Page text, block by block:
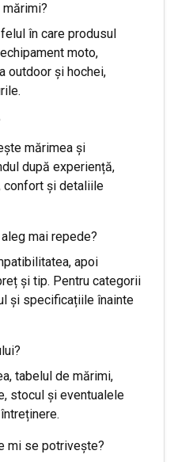
în care produsul
moto,
outdoor și hochei,
mărimea și
după experiență,
confort și detaliile
mai repede?
apoi
și tip. Pentru categorii
și specificațiile înainte
tabelul de mărimi,
stocul și eventualele
mi se potrivește?